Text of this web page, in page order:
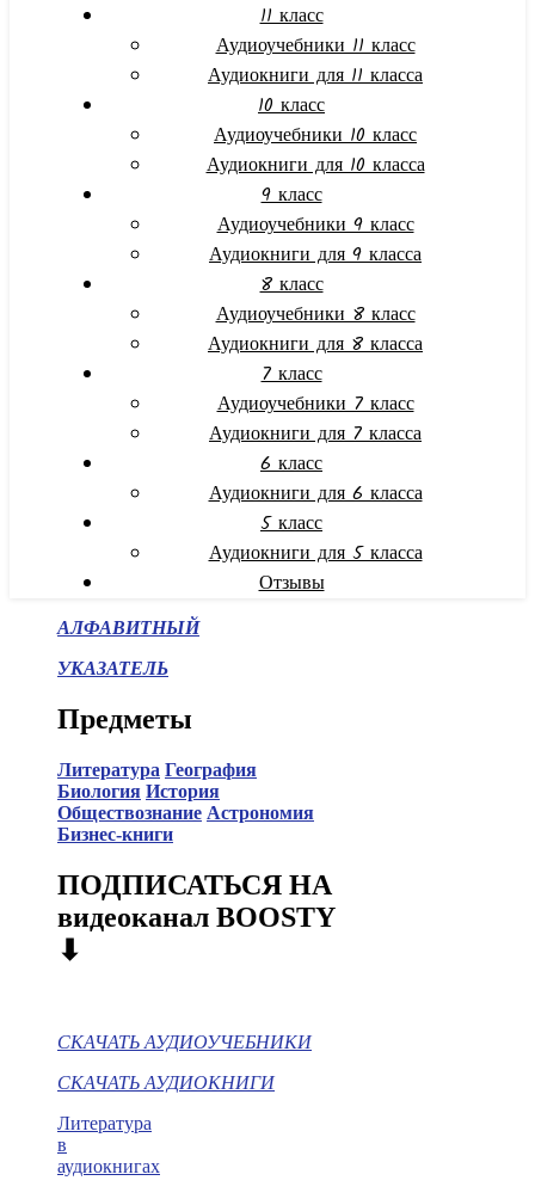
11 класс
Аудиоучебники 11 класс
Аудиокниги для 11 класса
10 класс
Аудиоучебники 10 класс
Аудиокниги для 10 класса
9 класс
Аудиоучебники 9 класс
Аудиокниги для 9 класса
8 класс
Аудиоучебники 8 класс
Аудиокниги для 8 класса
7 класс
Аудиоучебники 7 класс
Аудиокниги для 7 класса
6 класс
Аудиокниги для 6 класса
5 класс
Аудиокниги для 5 класса
Отзывы
АЛФАВИТНЫЙ
УКАЗАТЕЛЬ
Предметы
Литература География
Биология История
Обществознание Астрономия
Бизнес-книги
ПОДПИСАТЬСЯ НА
видеоканал BOOSTY
⬇
СКАЧАТЬ АУДИОУЧЕБНИКИ
СКАЧАТЬ АУДИОКНИГИ
Литература
в
аудиокнигах